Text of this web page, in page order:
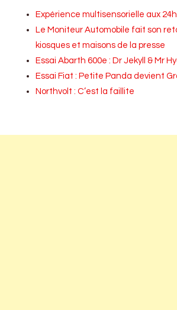
Expérience multisensorielle aux
Le Moniteur Automobile fait son
kiosques et maisons de la presse
Essai Abarth 600e : Dr Jekyll & Mr
Essai Fiat : Petite Panda devient
Northvolt : C’est la faillite